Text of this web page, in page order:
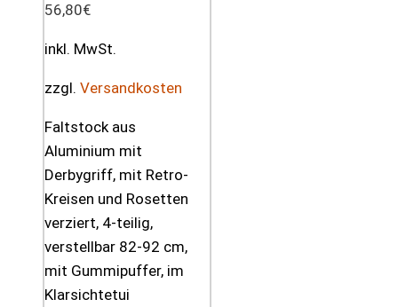
56,80€
inkl. MwSt.
zzgl. Versandkosten
Faltstock aus
Aluminium mit
Derbygriff, mit Retro-
Kreisen und Rosetten
verziert, 4-teilig,
verstellbar 82-92 cm,
mit Gummipuffer, im
Klarsichtetui